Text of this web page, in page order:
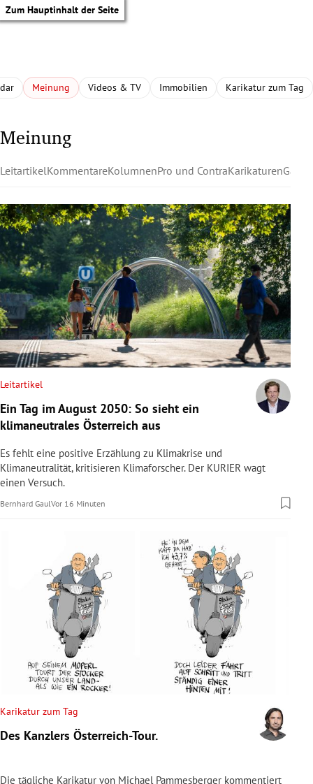
Zum Hauptinhalt der Seite
Untermenü
Untermenü
Untermenü
Untermenü
Untermenü
Untermenü
Untermenü
Meinung Videos & TV Immobilien Karikatur zum Tag
Meinung
LeitartikelKommentareKolumnenPro und ContraKarikaturen
Leitartikel
Ein Tag im August 2050: So sieht ein
klimaneutrales Österreich aus
Es fehlt eine positive Erzählung zu Klimakrise und
Klimaneutralität, kritisieren Klimaforscher. Der KURIER wagt
einen Versuch.
Bernhard GaulVor 16 Minuten
Karikatur zum Tag
Des Kanzlers Österreich-Tour.
Die tägliche Karikatur von Michael Pammesberger kommentiert